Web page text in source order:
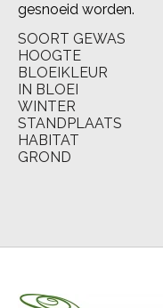
gesnoeid worden.
SOORT GEWAS
HOOGTE
BLOEIKLEUR
IN BLOEI
WINTER
STANDPLAATS
HABITAT
GROND